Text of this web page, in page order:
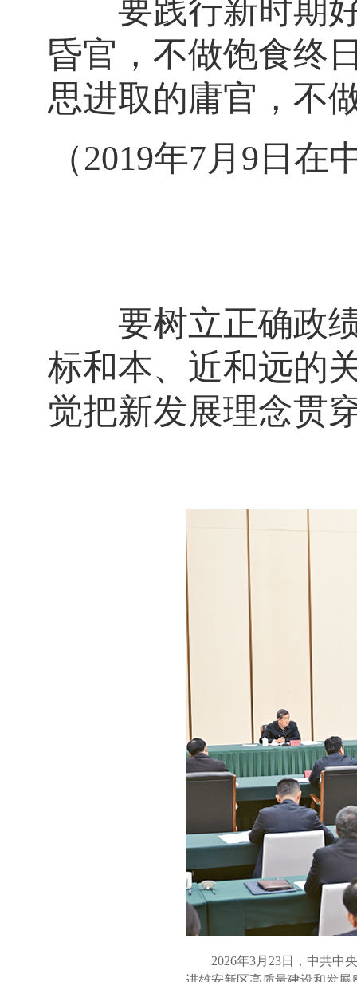
要践行新时期好
昏官，不做饱食终
思进取的庸官，不
（2019年7月9日
要树立正确政绩
标和本、近和远的
觉把新发展理念贯
2026年3月23日，中共中央